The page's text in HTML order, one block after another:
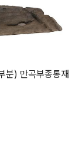
분) 만곡부종통재